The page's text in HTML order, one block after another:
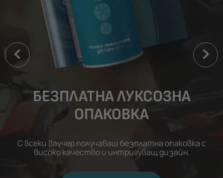
БЕЗПЛАТНА ЛУКСОЗНА
ОПАКОВКА
С всеки ваучер получаваш безплатна опаковка с
високо качество и интригуващ дизайн.